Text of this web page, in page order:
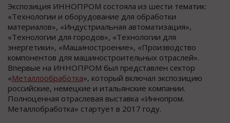
Экспозиция ИННОПРОМ состояла из шести тематик:
«Технологии и оборудование для обработки
материалов», «Индустриальная автоматизация»,
«Технологии для городов», «Технологии для
энергетики», «Машиностроение», «Производство
компонентов для машиностроительных отраслей».
Впервые на ИННОПРОМ был представлен сектор
«Металлообработка», который включал экспозицию
российские, немецкие и итальянские компании.
Полноценная отраслевая выставка «Иннопром.
Металлобработка» стартует в 2017 году.